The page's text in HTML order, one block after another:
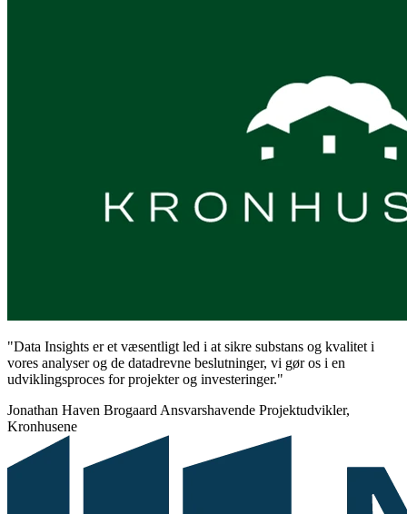
"Data Insights er et væsentligt led i at sikre substans og kvalitet i
vores analyser og de datadrevne beslutninger, vi gør os i en
udviklingsproces for projekter og investeringer."
Jonathan Haven Brogaard Ansvarshavende Projektudvikler,
Kronhusene